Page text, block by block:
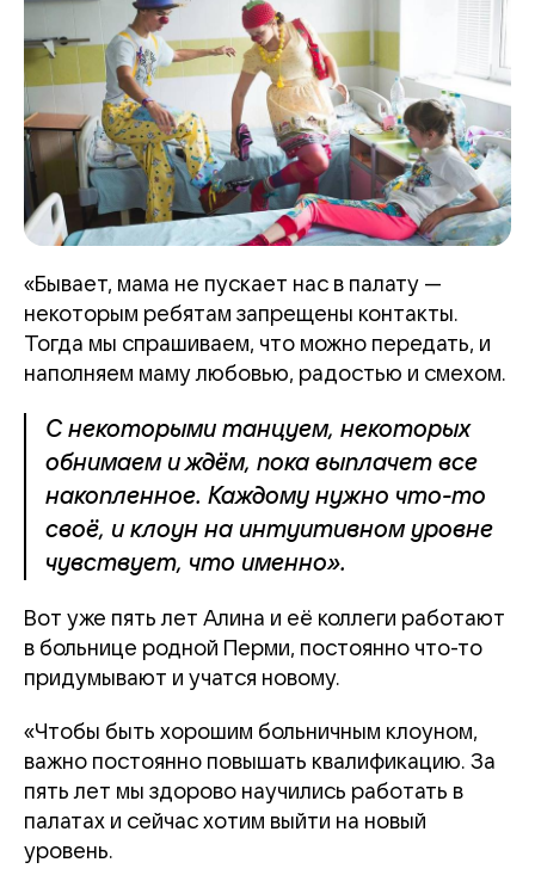
«Бывает, мама не пускает нас в палату —
некоторым ребятам запрещены контакты.
Тогда мы спрашиваем, что можно передать, и
наполняем маму любовью, радостью и смехом.
С некоторыми танцуем, некоторых
обнимаем и ждём, пока выплачет все
накопленное. Каждому нужно что-то
своё, и клоун на интуитивном уровне
чувствует, что именно».
Вот уже пять лет Алина и её коллеги работают
в больнице родной Перми, постоянно что-то
придумывают и учатся новому.
«Чтобы быть хорошим больничным клоуном,
важно постоянно повышать квалификацию. За
пять лет мы здорово научились работать в
палатах и сейчас хотим выйти на новый
уровень.